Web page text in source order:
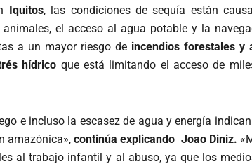
Iquitos, las condiciones de sequía están
el acceso al agua potable y la
a un mayor riesgo de incendios forestales y
hídrico que está limitando el acceso de
e incluso la escasez de agua y energía
amazónica», continúa explicando Joao Diniz.
al trabajo infantil y al abuso, ya que los